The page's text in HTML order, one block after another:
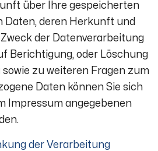
über Ihre gespeicherten
Daten, deren Herkunft und
der Datenverarbeitung
Berichtigung, oder Löschung
zu weiteren Fragen zum
Daten können Sie sich
Impressum angegebenen
der Verarbeitung